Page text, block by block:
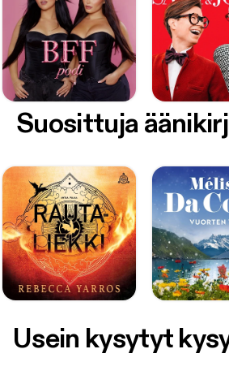
Suosittuja
Usein kysytyt